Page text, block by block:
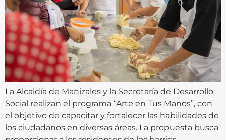
La Alcaldía de Manizales y la Secretaría de Desarrollo
Social realizan el programa “Arte en Tus Manos”, con
el objetivo de capacitar y fortalecer las habilidades de
los ciudadanos en diversas áreas. La propuesta busca